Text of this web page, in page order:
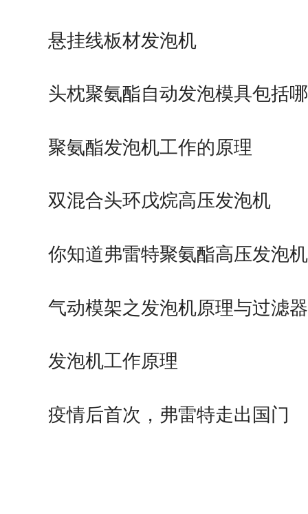
悬挂线板材发泡机
头枕聚氨酯自动发泡模具包括
聚氨酯发泡机工作的原理
双混合头环戊烷高压发泡机
你知道弗雷特聚氨酯高压发泡
气动模架之发泡机原理与过滤
发泡机工作原理
疫情后首次，弗雷特走出国门